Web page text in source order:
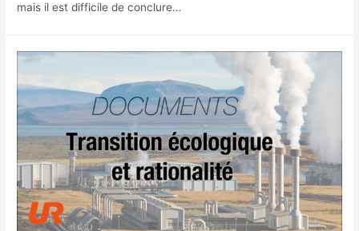
mais il est difficile de conclure…